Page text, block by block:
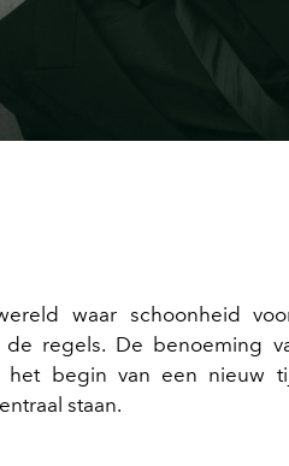
waar schoonheid
de regels. De benoeming
het begin van een nieuw
staan.